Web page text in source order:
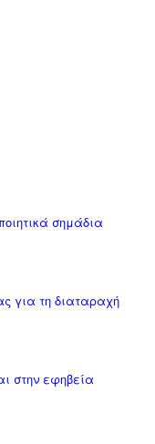
σημάδια
για τη διαταραχή
στην εφηβεία